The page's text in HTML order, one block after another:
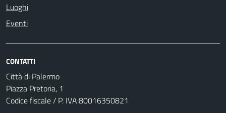
Luoghi
Eventi
CONTATTI
Città di Palermo
Piazza Pretoria, 1
Codice fiscale / P. IVA:80016350821